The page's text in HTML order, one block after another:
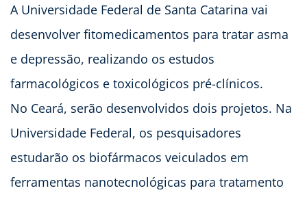
A Universidade Federal de Santa Catarina vai
desenvolver fitomedicamentos para tratar asma
e depressão, realizando os estudos
farmacológicos e toxicológicos pré-clínicos.
No Ceará, serão desenvolvidos dois projetos. Na
Universidade Federal, os pesquisadores
estudarão os biofármacos veiculados em
ferramentas nanotecnológicas para tratamento